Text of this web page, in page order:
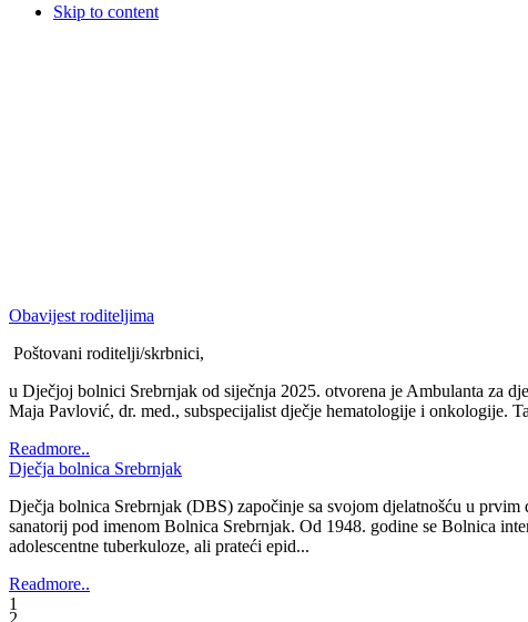
Skip to content
Dječja bolnica Srebrnjak
Dječja bolnica Srebrnjak (DBS) započinje sa svojom djelatnošću u prvim
adolescentne tuberkuloze, ali prateći epid...
1
2
3
Novosti
Blagdanska čarolija koja je ugrijala srca